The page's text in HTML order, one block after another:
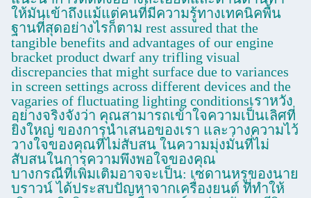
ให้มันเข้าถึงแม้แต่คนที่มีความรู้ทางเทคนิคพื้น
ฐานที่สุดอย่างไรก็ตาม rest assured that the
tangible benefits and advantages of our engine
bracket product dwarf any trifling visual
discrepancies that might surface due to variances
in screen settings across different devices and the
vagaries of fluctuating lighting conditionsเราหวัง
อย่างจริงจังว่า คุณสามารถเข้าใจความเป็นเลิศที่
ยิ่งใหญ่ ของการนําเสนอของเรา และวางความไว้
วางใจของคุณที่ไม่สับสน ในความมุ่งมั่นที่ไม่
สับสนในการความพึงพอใจของคุณ
บางกรณีที่เพิ่มเติมอาจจะเป็น: เซดานหรูของนาย
บราวน์ ได้ประสบปัญหาจากเครื่องยนต์ ที่ทําให้